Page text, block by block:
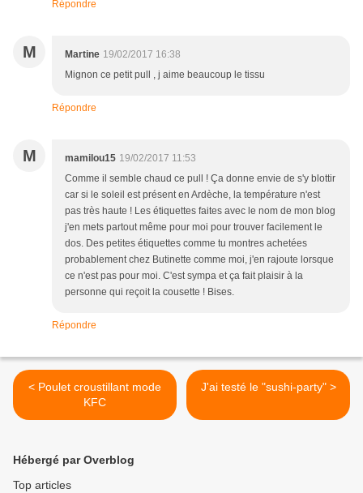
Répondre
M Martine 19/02/2017 16:38
Mignon ce petit pull , j aime beaucoup le tissu
Répondre
M mamilou15 19/02/2017 11:53
Comme il semble chaud ce pull ! Ça donne envie de s'y blottir
car si le soleil est présent en Ardèche, la température n'est
pas très haute ! Les étiquettes faites avec le nom de mon blog
j'en mets partout même pour moi pour trouver facilement le
dos. Des petites étiquettes comme tu montres achetées
probablement chez Butinette comme moi, j'en rajoute lorsque
ce n'est pas pour moi. C'est sympa et ça fait plaisir à la
personne qui reçoit la cousette ! Bises.
Répondre
< Poulet croustillant mode
KFC
J'ai testé le "sushi-party" >
Hébergé par Overblog
Top articles